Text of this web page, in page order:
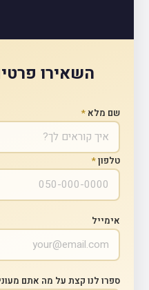
השאירו
שם מלא*
טלפון*
אימייל
ספרו לנו קצת על מה אתם